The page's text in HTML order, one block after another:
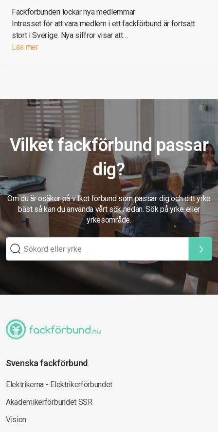
Fackförbunden lockar nya medlemmar
Intresset för att vara medlem i ett fackförbund är fortsatt
stort i Sverige. Nya siffror visar att…
Läs mer
Vilket fackförbund passar
dig?
Om du är osäker på vilket förbund som passar dig och ditt yrke
bäst så kan du använda vårt sök nedan. Sök på yrke eller
yrkesområde.
Svenska fackförbund
Elektrikerna - Elektrikerförbundet
Akademikerförbundet SSR
Vision